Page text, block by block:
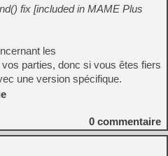
fix [included in MAME Plus
les
parties, donc si vous êtes fiers
une version spécifique.
0 commentaire